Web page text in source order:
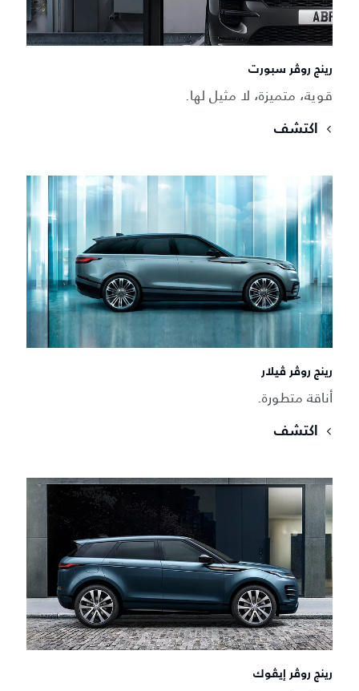
رينج روڤر سبورت
قوية، متميزة، لا مثيل لها.
اكتشف
رينج روڤر ڤيلار
أناقة متطورة.
اكتشف
رينج روڤر إيڤوك